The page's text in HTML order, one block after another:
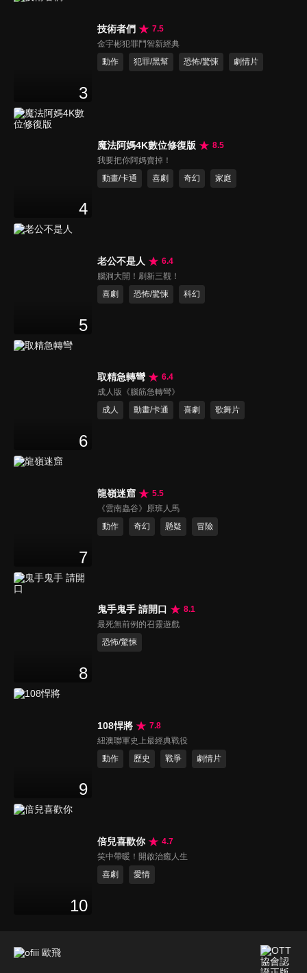
3
技術者們
7.5
金宇彬犯罪鬥智新經典
動作
犯罪/黑幫 恐怖/驚悚 劇情片
4
魔法阿媽4K數位修復版
8.5
我要把你阿媽賣掉！
動畫/卡通
喜劇 奇幻 家庭
5
老公不是人
6.4
腦洞大開！刷新三觀！
喜劇
恐怖/驚悚 科幻
6
取精急轉彎
6.4
成人版《腦筋急轉彎》
成人
動畫/卡通 喜劇 歌舞片
7
龍嶺迷窟
5.5
《雲南蟲谷》原班人馬
動作
奇幻 懸疑 冒險
8
鬼手鬼手 請開口
8.1
最死無前例的召靈遊戲
恐怖/驚悚
9
108悍將
7.8
紐澳聯軍史上最經典戰役
動作
歷史 戰爭 劇情片
10
倍兒喜歡你
4.7
笑中帶暖！開啟治癒人生
喜劇
愛情